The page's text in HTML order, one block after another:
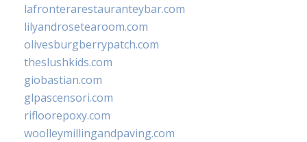
lafronterarestauranteybar.com
lilyandrosetearoom.com
olivesburgberrypatch.com
theslushkids.com
giobastian.com
glpascensori.com
rifloorepoxy.com
woolleymillingandpaving.com